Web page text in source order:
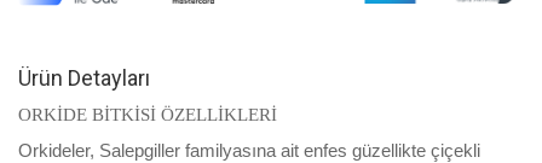
Ürün Detayları
ORKİDE BİTKİSİ ÖZELLİKLERİ
Orkideler, Salepgiller familyasına ait enfes güzellikte çiçekli